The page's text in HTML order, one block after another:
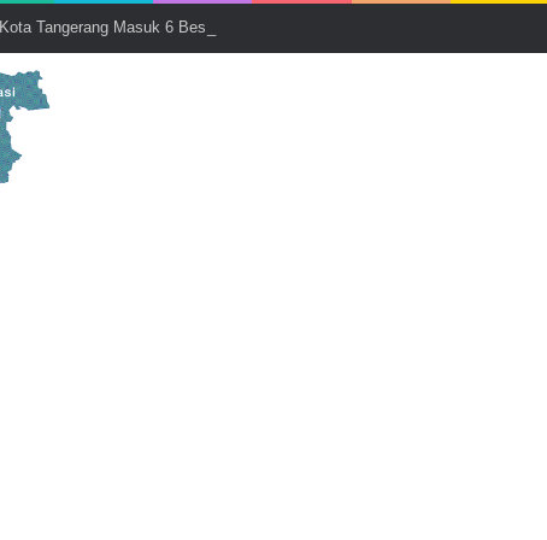
Kota Tangerang Masuk 6 Besar Nomine PTSP dan PPB